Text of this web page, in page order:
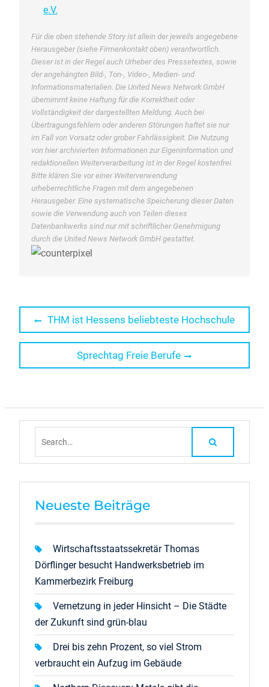
e.V.
Für die oben stehende Story ist allein der jeweils angegebene
Herausgeber (siehe Firmenkontakt oben) verantwortlich.
Dieser ist in der Regel auch Urheber des Pressetextes, sowie
der angehängten Bild-, Ton-, Video-, Medien- und
Informationsmaterialien. Die United News Network GmbH
übernimmt keine Haftung für die Korrektheit oder
Vollständigkeit der dargestellten Meldung. Auch bei
Übertragungsfehlern oder anderen Störungen haftet sie nur
im Fall von Vorsatz oder grober Fahrlässigkeit. Die Nutzung
von hier archivierten Informationen zur Eigeninformation und
redaktionellen Weiterverarbeitung ist in der Regel kostenfrei.
Bitte klären Sie vor einer Weiterverwendung
urheberrechtliche Fragen mit dem angegebenen
Herausgeber. Eine systematische Speicherung dieser Daten
sowie die Verwendung auch von Teilen dieses
Datenbankwerks sind nur mit schriftlicher Genehmigung
durch die United News Network GmbH gestattet.
Beitragsnavigation
Previous
post:
THM ist Hessens beliebteste Hochschule
Next
post:
Sprechtag Freie Berufe
Neueste Beiträge
Wirtschaftsstaatssekretär Thomas
Dörflinger besucht Handwerksbetrieb im
Kammerbezirk Freiburg
Vernetzung in jeder Hinsicht – Die Städte
der Zukunft sind grün-blau
Drei bis zehn Prozent, so viel Strom
verbraucht ein Aufzug im Gebäude